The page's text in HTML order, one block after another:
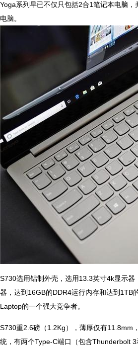
Yoga系列早已不仅只包括2合1笔记本电脑，
电脑。
S730选用铝制外壳，选用13.3英寸4k显示器
器，达到16GB的DDR4运行内存和达到1TB
Laptop的一个强大竞争者。
S730重2.6磅（1.2Kg），薄厚仅有11.8mm
统，有两个Type-C端口（包含Thunderbolt